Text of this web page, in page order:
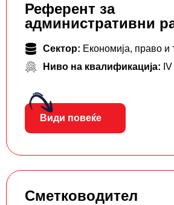
Референт за
административни
Сектор: Економија, право и
Ниво на квалификација: IV
Види повеќе
Сметководител